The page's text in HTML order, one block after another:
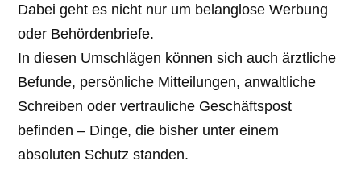
Dabei geht es nicht nur um belanglose Werbung
oder Behördenbriefe.
In diesen Umschlägen können sich auch ärztliche
Befunde, persönliche Mitteilungen, anwaltliche
Schreiben oder vertrauliche Geschäftspost
befinden – Dinge, die bisher unter einem
absoluten Schutz standen.